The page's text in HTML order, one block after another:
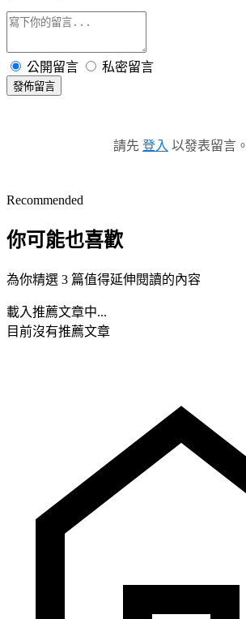
公開留言 私密留言
發佈留言
請先 登入 以發表留言。
Recommended
你可能也喜歡
為你精選 3 篇值得延伸閱讀的內容
載入推薦文章中...
目前沒有推薦文章